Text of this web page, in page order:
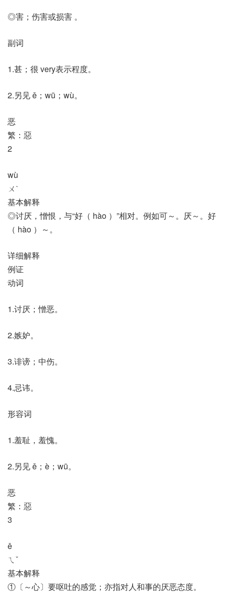
◎害；伤害或损害 。
副词
1.甚；很 very表示程度。
2.另见 ě；wū；wù。
恶
繁：惡
2
wù
ㄨˋ
基本解释
◎讨厌，憎恨，与“好（ hào ）”相对。例如可～。厌～。好
（ hào ）～。
详细解释
例证
动词
1.讨厌；憎恶。
2.嫉妒。
3.诽谤；中伤。
4.忌讳。
形容词
1.羞耻，羞愧。
2.另见 ě；è；wū。
恶
繁：惡
3
ě
ㄟˇ
基本解释
①〔～心〕要呕吐的感觉；亦指对人和事的厌恶态度。